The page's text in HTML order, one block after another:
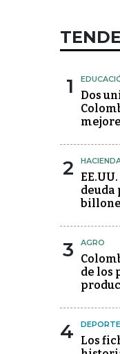
1
Dos
2
deuda
3 AGRO
de los
4
Los